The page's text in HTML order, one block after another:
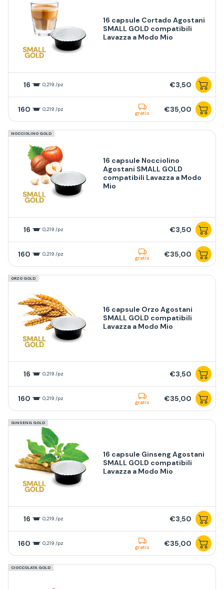
16 capsule Cortado Agostani
SMALL GOLD compatibili
Lavazza a Modo Mio
16 0,219 /pz €3,50
160 0,219 /pz
gratis €35,00
NOCCIOLINO GOLD
16 capsule Nocciolino
Agostani SMALL GOLD
compatibili Lavazza a Modo
Mio
16 0,219 /pz €3,50
160 0,219 /pz
gratis €35,00
ORZO GOLD
16 capsule Orzo Agostani
SMALL GOLD compatibili
Lavazza a Modo Mio
16 0,219 /pz €3,50
160 0,219 /pz
gratis €35,00
GINSENG GOLD
16 capsule Ginseng Agostani
SMALL GOLD compatibili
Lavazza a Modo Mio
16 0,219 /pz €3,50
160 0,219 /pz
gratis €35,00
CIOCCOLATA GOLD